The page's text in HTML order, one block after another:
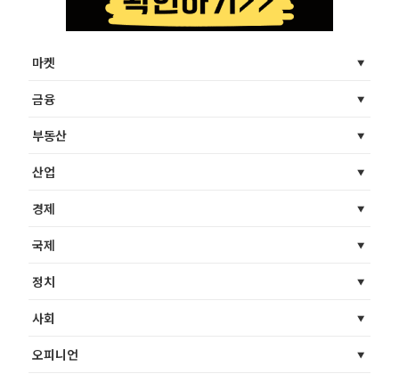
마켓
금융
부동산
산업
경제
국제
정치
사회
오피니언